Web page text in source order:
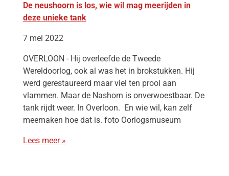
De neushoorn is los, wie wil mag meerijden in
deze unieke tank
7 mei 2022
OVERLOON - Hij overleefde de Tweede
Wereldoorlog, ook al was het in brokstukken. Hij
werd gerestaureerd maar viel ten prooi aan
vlammen. Maar de Nashorn is onverwoestbaar. De
tank rijdt weer. In Overloon. En wie wil, kan zelf
meemaken hoe dat is. foto Oorlogsmuseum
Lees meer »